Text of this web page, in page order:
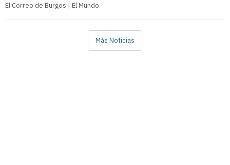
El Correo de Burgos | El Mundo
Más Noticias